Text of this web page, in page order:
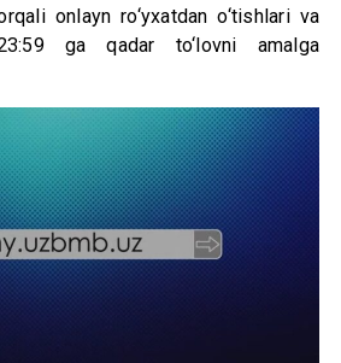
onlayn ro‘yxatdan o‘tishlari va
ga qadar to‘lovni amalga